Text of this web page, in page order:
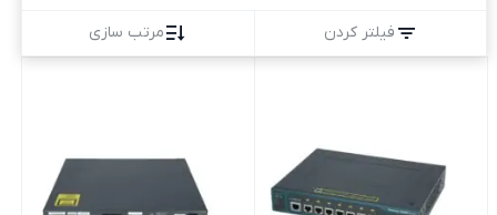
فیلتر کردن مرتب سازی